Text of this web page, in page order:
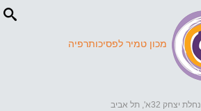
מכון טמיר לפסיכותרפיה
נחלת יצחק 32א', תל אביב